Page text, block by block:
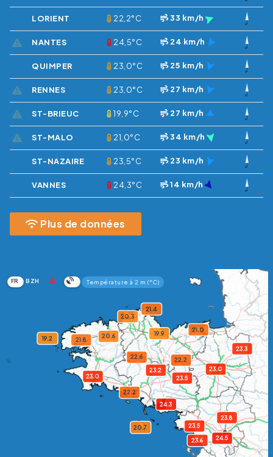
LORIENT 22,2°C 33 km/h
NANTES 24,5°C 24 km/h
QUIMPER 23,0°C 25 km/h
RENNES 23,0°C 27 km/h
ST-BRIEUC 19,9°C 27 km/h
ST-MALO 21,0°C 34 km/h
ST-NAZAIRE 23,5°C 23 km/h
VANNES 24,3°C 14 km/h
Plus de données
FR BZH Température à 2 m (°C)